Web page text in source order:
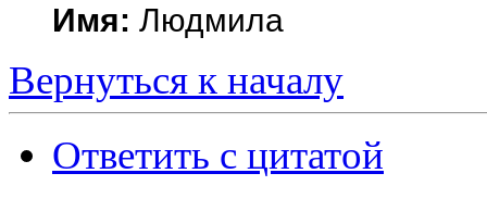
Имя: Людмила
Вернуться к началу
Ответить с цитатой